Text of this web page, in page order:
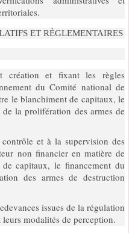
ET RÈGLEMENTAIRES
création et fixant les règles
du Comité national de
le blanchiment de capitaux, le
la prolifération des armes de
et à la supervision des
non financier en matière de
capitaux, le financement du
des armes de destruction
issues de la régulation
modalités de perception.